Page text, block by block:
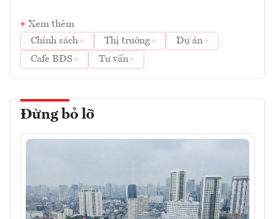
Xem thêm
Chính sách
Thị trường
Dự án
Cafe BĐS
Tư vấn
Đừng bỏ lỡ